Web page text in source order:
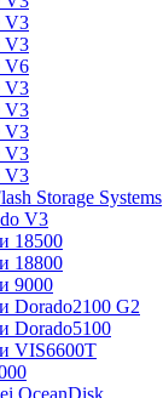
V3
V3
V6
V3
V3
V3
V3
V3
Storage Systems
V3
18500
18800
9000
Dorado2100 G2
Dorado5100
VIS6600T
OceanDisk